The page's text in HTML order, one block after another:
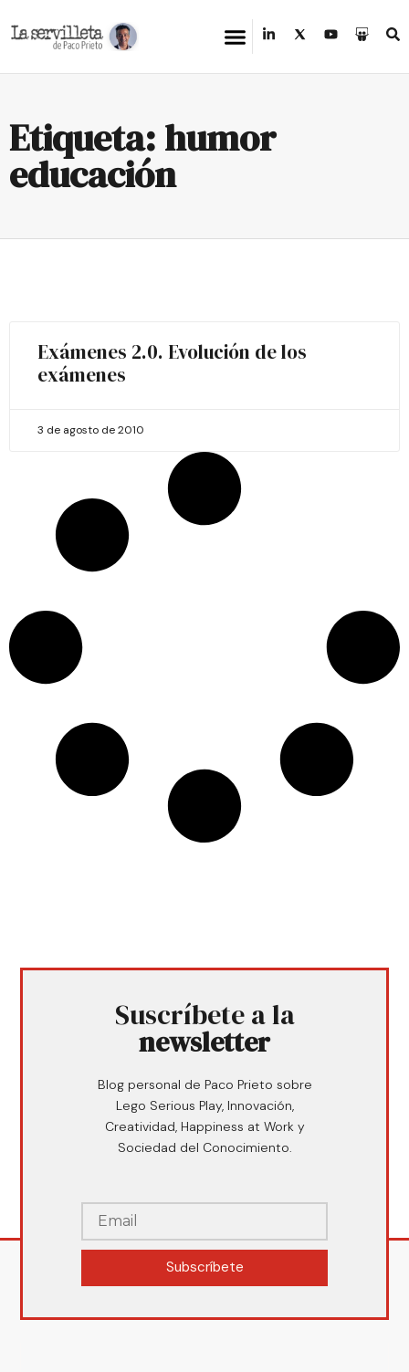
Etiqueta: humor
educación
Exámenes 2.0. Evolución de los
exámenes
3 de agosto de 2010
Suscríbete a la
newsletter
Blog personal de Paco Prieto sobre
Lego Serious Play, Innovación,
Creatividad, Happiness at Work y
Sociedad del Conocimiento.
Subscríbete